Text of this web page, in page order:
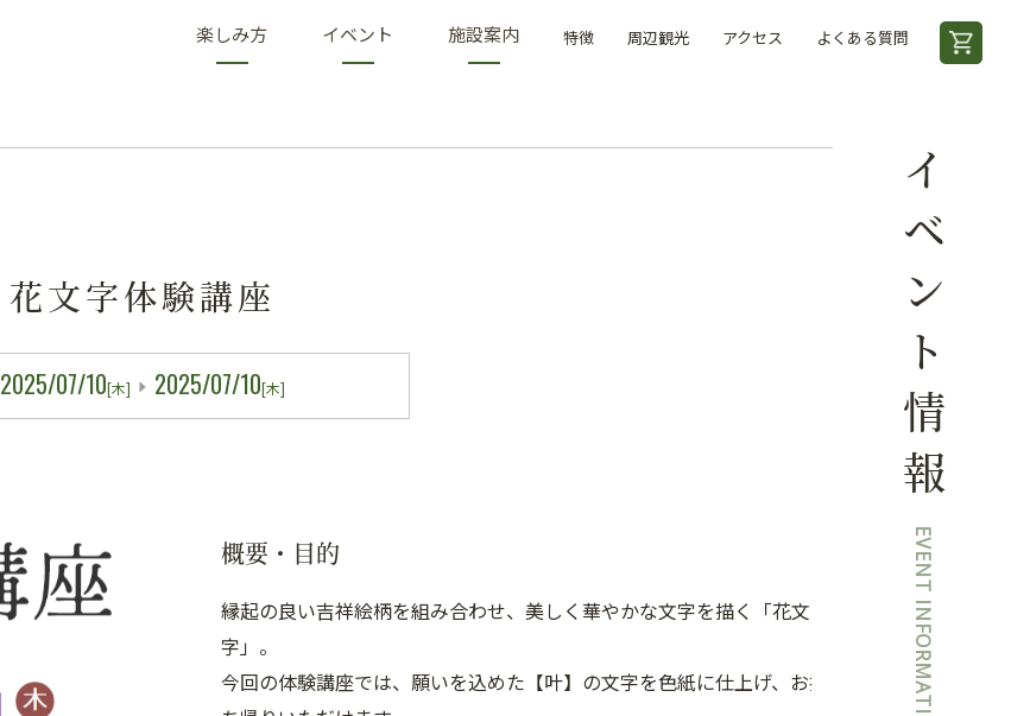
楽しみ方 イベント 施設案内 特徴 周辺観光 アクセス よくある質問
花文字体験講座
2025/07/10[木] 2025/07/10[木]
概要・目的
縁起の良い吉祥絵柄を組み合わせ、美しく華やかな文字を描く「花文
字」。
今回の体験講座では、願いを込めた【叶】の文字を色紙に仕上げ、お持
イベント情報
EVENT INFORMATION